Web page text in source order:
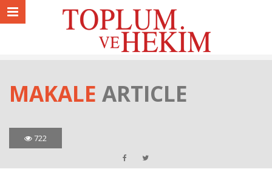
MAKALE ARTICLE
722